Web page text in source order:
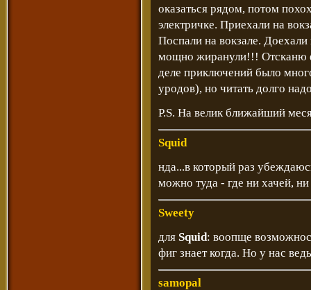
оказаться рядом, потом
электричке. Приехали на
Поспали на вокзале.
мощно жиранули!!! Отсканю
деле приключений было
уродов), но читать долго
P.S. На велик ближайший
Squid
нда...в который раз
можно туда - где ни хачей,
Sweety
для Squid: воопще
фиг знает когда. Но у нас
samopal